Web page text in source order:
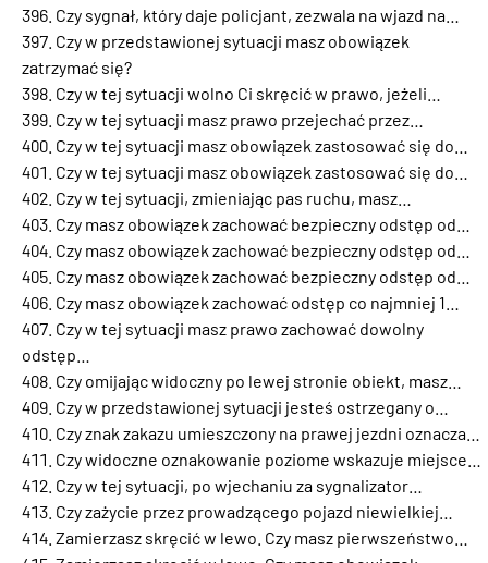
Czy sygnał, który daje policjant, zezwala na wjazd na…
Czy w przedstawionej sytuacji masz obowiązek
zatrzymać się?
Czy w tej sytuacji wolno Ci skręcić w prawo, jeżeli…
Czy w tej sytuacji masz prawo przejechać przez…
Czy w tej sytuacji masz obowiązek zastosować się do…
Czy w tej sytuacji masz obowiązek zastosować się do…
Czy w tej sytuacji, zmieniając pas ruchu, masz…
Czy masz obowiązek zachować bezpieczny odstęp od…
Czy masz obowiązek zachować bezpieczny odstęp od…
Czy masz obowiązek zachować bezpieczny odstęp od…
Czy masz obowiązek zachować odstęp co najmniej 1…
Czy w tej sytuacji masz prawo zachować dowolny
odstęp…
Czy omijając widoczny po lewej stronie obiekt, masz…
Czy w przedstawionej sytuacji jesteś ostrzegany o…
Czy znak zakazu umieszczony na prawej jezdni oznacza…
Czy widoczne oznakowanie poziome wskazuje miejsce…
Czy w tej sytuacji, po wjechaniu za sygnalizator…
Czy zażycie przez prowadzącego pojazd niewielkiej…
Zamierzasz skręcić w lewo. Czy masz pierwszeństwo…